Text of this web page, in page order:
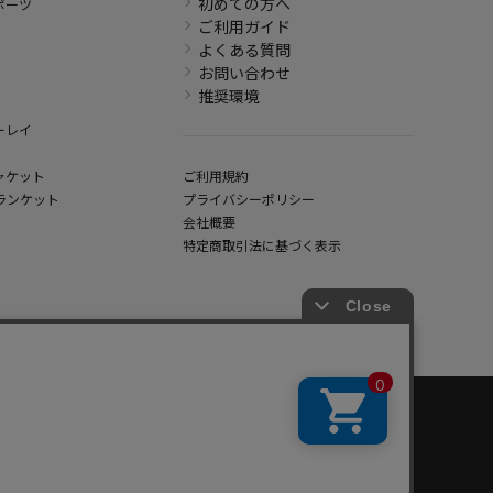
ーツ
レイ
ケット
ンケット
ご利用ガイド
よくある質問
お問い合わせ
推奨環境
ご利用規約
プライバシーポリシー
会社概要
特定商取引法に基づく表示
written permission.